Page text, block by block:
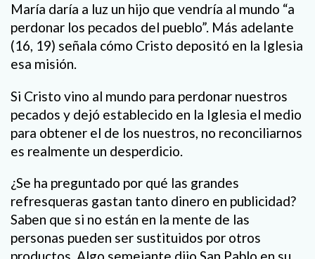
María daría a luz un hijo que vendría al mundo “a
perdonar los pecados del pueblo”. Más adelante
(16, 19) señala cómo Cristo depositó en la Iglesia
esa misión.
Si Cristo vino al mundo para perdonar nuestros
pecados y dejó establecido en la Iglesia el medio
para obtener el de los nuestros, no reconciliarnos
es realmente un desperdicio.
¿Se ha preguntado por qué las grandes
refresqueras gastan tanto dinero en publicidad?
Saben que si no están en la mente de las
personas pueden ser sustituidos por otros
productos. Algo semejante dijo San Pablo en su